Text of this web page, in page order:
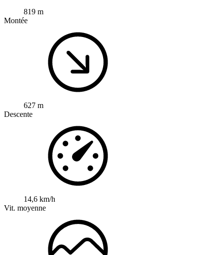
819 m
Montée
627 m
Descente
14,6 km/h
Vit. moyenne